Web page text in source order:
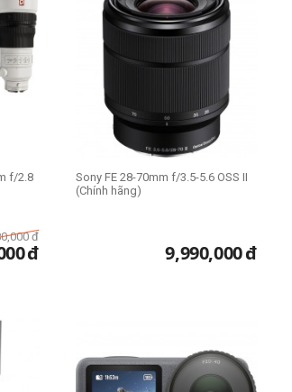
f/2.8
đ
đ
Sony FE 28-70mm f/3.5-5.6 OSS II
(Chính hãng)
9,990,000đ